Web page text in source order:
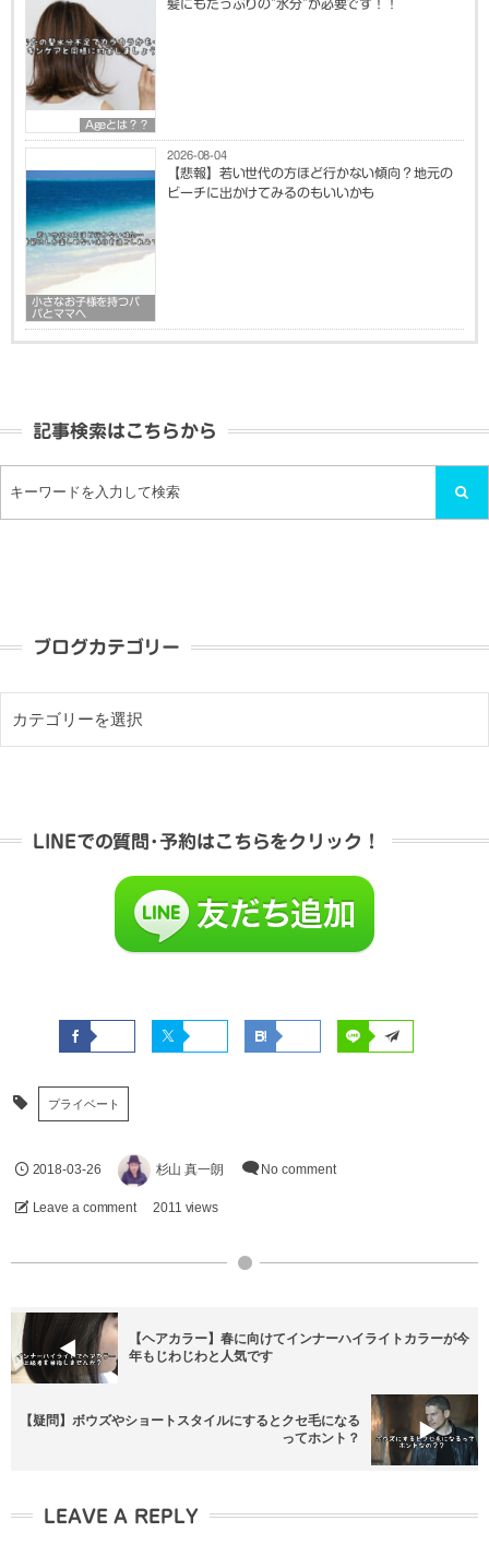
Ageとは？？
髪にもたっぷりの”水分”が必要です！！
小さなお子様を持つパ
パとママへ
2026-08-04
【悲報】若い世代の方ほど行かない傾向？地元の
ビーチに出かけてみるのもいいかも
記事検索はこちらから
ブログカテゴリー
LINEでの質問･予約はこちらをクリック！
プライベート
2018-03-26 杉山 真一朗 No comment
Leave a comment 2011 views
【ヘアカラー】春に向けてインナーハイライトカラーが今
年もじわじわと人気です
【疑問】ボウズやショートスタイルにするとクセ毛になる
ってホント？
LEAVE A REPLY